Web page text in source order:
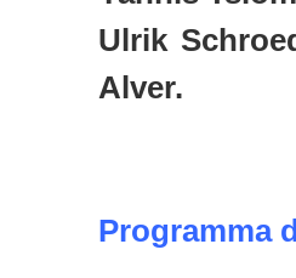
Ulrik
Alver.
Programma